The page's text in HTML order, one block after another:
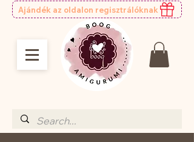
Ajándék az oldalon regisztrálóknak